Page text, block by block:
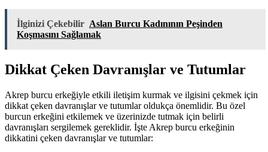
İlginizi Çekebilir Aslan Burcu Kadınının Peşinden
Koşmasını Sağlamak
Dikkat Çeken Davranışlar ve Tutumlar
Akrep burcu erkeğiyle etkili iletişim kurmak ve ilgisini çekmek için
dikkat çeken davranışlar ve tutumlar oldukça önemlidir. Bu özel
burcun erkeğini etkilemek ve üzerinizde tutmak için belirli
davranışları sergilemek gereklidir. İşte Akrep burcu erkeğinin
dikkatini çeken davranışlar ve tutumlar: